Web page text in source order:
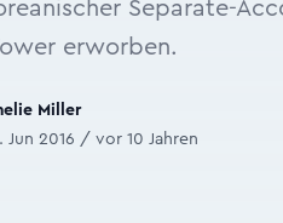
Separate-
erworben.
Miller
Jun 2016 / vor 10 Jahren